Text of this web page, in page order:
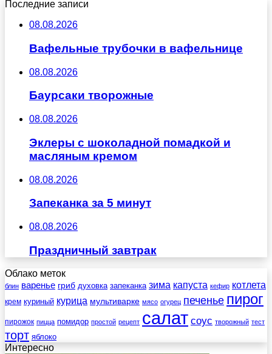
Последние записи
08.08.2026
Вафельные трубочки в вафельнице
08.08.2026
Баурсаки творожные
08.08.2026
Эклеры с шоколадной помадкой и
масляным кремом
08.08.2026
Запеканка за 5 минут
08.08.2026
Праздничный завтрак
Облако меток
блин варенье гриб духовка запеканка зима капуста кефир котлета
крем куриный курица мультиварке мясо огурец печенье пирог
пирожок пицца помидор простой рецепт салат соус творожный тест
торт яблоко
Интересно